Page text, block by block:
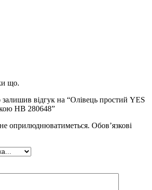
що.
відгук на “Олівець простий YES
HB 280648”
оприлюднюватиметься. Обов’язкові